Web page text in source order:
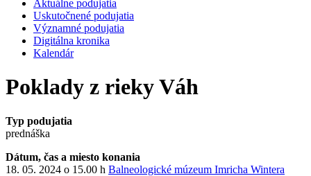
Aktuálne podujatia
Uskutočnené podujatia
Významné podujatia
Digitálna kronika
Kalendár
Poklady z rieky Váh
Typ podujatia
prednáška
Dátum, čas a miesto konania
18. 05. 2024 o 15.00 h Balneologické múzeum Imricha Wintera